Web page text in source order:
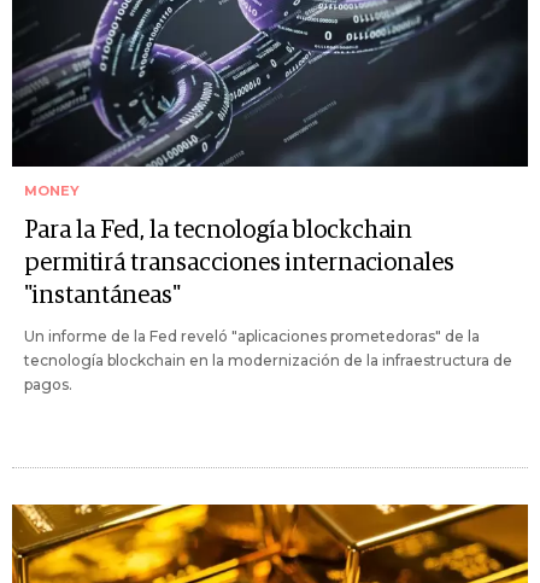
MONEY
Para la Fed, la tecnología blockchain
permitirá transacciones internacionales
"instantáneas"
Un informe de la Fed reveló "aplicaciones prometedoras" de la
tecnología blockchain en la modernización de la infraestructura de
pagos.